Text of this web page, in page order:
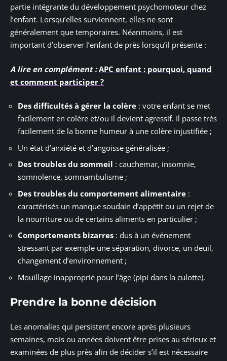
partie intégrante du développement psychomoteur chez
l’enfant. Lorsqu’elles surviennent, elles ne sont
généralement que temporaires. Néanmoins, il est
important d’observer l’enfant de près lorsqu’il présente :
A lire en complément : APC enfant : pourquoi, quand
et comment participer ?
Des difficultés à gérer la colère : votre enfant se met
facilement en colère et/ou il devient agressif. Il passe très
facilement de la bonne humeur à une colère injustifiée ;
Un état d’anxiété et d’angoisse généralisée ;
Des troubles du sommeil : cauchemar, insomnie,
somnolence, somnambulisme ;
Des troubles du comportement alimentaire :
caractérisés un manque soudain d’appétit ou un rejet de
la nourriture ou de certains aliments en particulier ;
Comportements bizarres : dus à un événement
stressant par exemple une séparation, divorce, un deuil,
changement d’environnement ;
Mouillage inapproprié pour l’âge (pipi dans la culotte).
Prendre la bonne décision
Les anomalies qui persistent encore après plusieurs
semaines, mois ou années doivent être prises au sérieux et
examinées de plus près afin de décider s’il est nécessaire